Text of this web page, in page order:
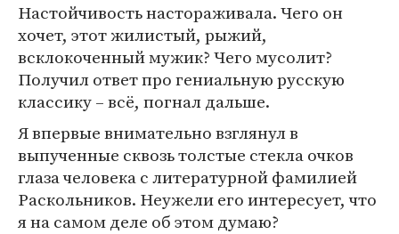
Настойчивость настораживала. Чего он
хочет, этот жилистый, рыжий,
всклокоченный мужик? Чего мусолит?
Получил ответ про гениальную русскую
классику – всё, погнал дальше.
Я впервые внимательно взглянул в
выпученные сквозь толстые стекла очков
глаза человека с литературной фамилией
Раскольников. Неужели его интересует, что
я на самом деле об этом думаю?